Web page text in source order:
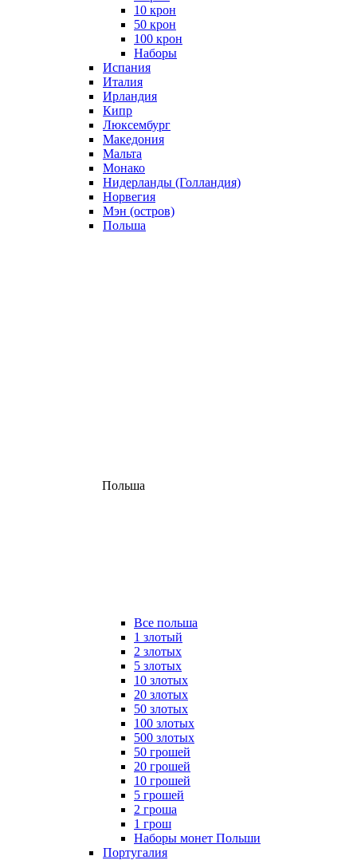
10 крон
50 крон
100 крон
Наборы
Испания
Италия
Ирландия
Кипр
Люксембург
Македония
Мальта
Монако
Нидерланды (Голландия)
Норвегия
Мэн (остров)
Польша
Польша
Все польша
1 злотый
2 злотых
5 злотых
10 злотых
20 злотых
50 злотых
100 злотых
500 злотых
50 грошей
20 грошей
10 грошей
5 грошей
2 гроша
1 грош
Наборы монет Польши
Португалия